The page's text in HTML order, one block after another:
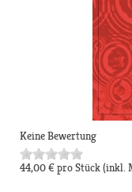
Keine Bewertung
44,00 €pro Stück(inkl.